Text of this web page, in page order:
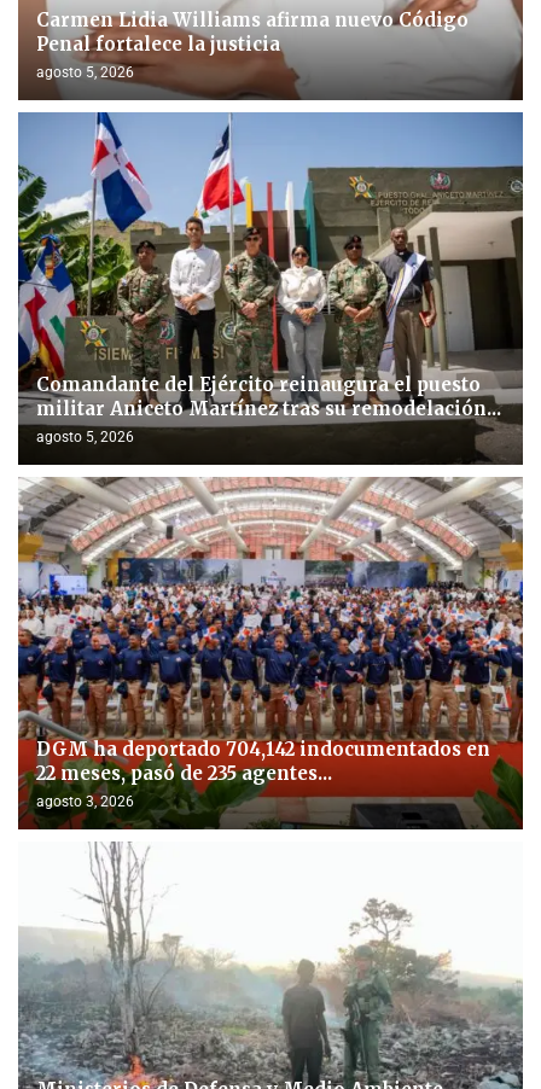
Carmen Lidia Williams afirma nuevo Código
Penal fortalece la justicia
agosto 5, 2026
Comandante del Ejército reinaugura el puesto
militar Aniceto Martínez tras su remodelación...
agosto 5, 2026
DGM ha deportado 704,142 indocumentados en
22 meses, pasó de 235 agentes...
agosto 3, 2026